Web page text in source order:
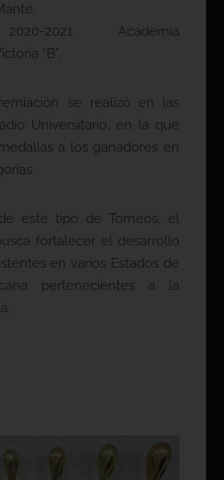
2021 Academia
“B”.
se realizó en las
Universitario, en la que
a los ganadores en
este tipo de Torneos, el
fortalecer el desarrollo
en varios Estados de
pertenecientes a la